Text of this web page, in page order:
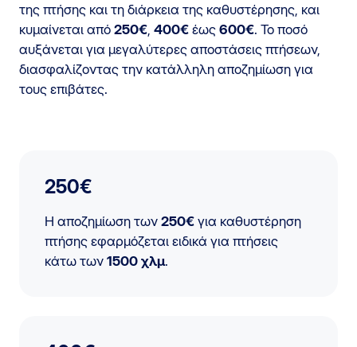
της πτήσης και τη διάρκεια της καθυστέρησης, και
κυμαίνεται από 250€ 400€ έως 600€. Το ποσό
αυξάνεται για μεγαλύτερες αποστάσεις πτήσεων,
διασφαλίζοντας την κατάλληλη αποζημίωση για
τους επιβάτες.
250€
Η αποζημίωση των 250€ για καθυστέρηση
πτήσης εφαρμόζεται ειδικά για πτήσεις
κάτω των 1500 χλμ.